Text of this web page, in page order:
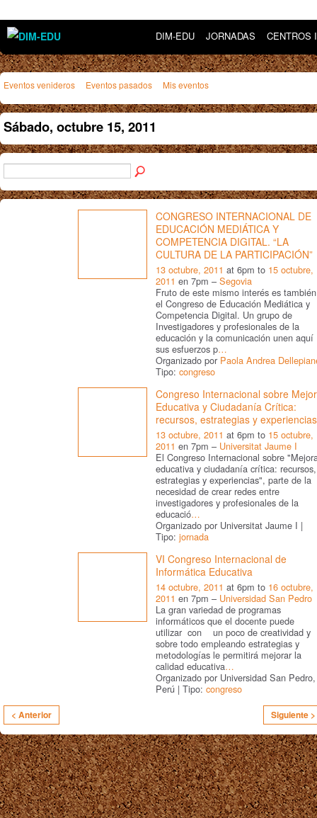
DIM-EDU JORNADAS CENTROS
Eventos venideros Eventos pasados Mis eventos
Sábado, octubre 15, 2011
CONGRESO INTERNACIONAL DE
EDUCACIÓN MEDIÁTICA Y
COMPETENCIA DIGITAL. “LA
CULTURA DE LA PARTICIPACIÓN”
13 octubre, 2011 at 6pm to 15 octubre,
2011 en 7pm – Segovia
Fruto de este mismo interés es también
el Congreso de Educación Mediática y
Competencia Digital. Un grupo de
Investigadores y profesionales de la
educación y la comunicación unen aquí
sus esfuerzos p…
Organizado por Paola Andrea
Tipo: congreso
Congreso Internacional sobre
Educativa y Ciudadanía Crítica:
recursos, estrategias y experiencias
13 octubre, 2011 at 6pm to 15 octubre,
2011 en 7pm – Universitat Jaume I
El Congreso Internacional sobre
educativa y ciudadanía crítica: recursos,
estrategias y experiencias", parte de la
necesidad de crear redes entre
investigadores y profesionales de la
educació…
Organizado por Universitat Jaume I |
Tipo: jornada
VI Congreso Internacional de
Informática Educativa
14 octubre, 2011 at 6pm to 16 octubre,
2011 en 7pm – Universidad San Pedro
La gran variedad de programas
informáticos que el docente puede
utilizar con un poco de creatividad y
sobre todo empleando estrategias y
metodologías le permitirá mejorar la
calidad educativa…
Organizado por Universidad San Pedro,
Perú | Tipo: congreso
< Anterior Siguiente >